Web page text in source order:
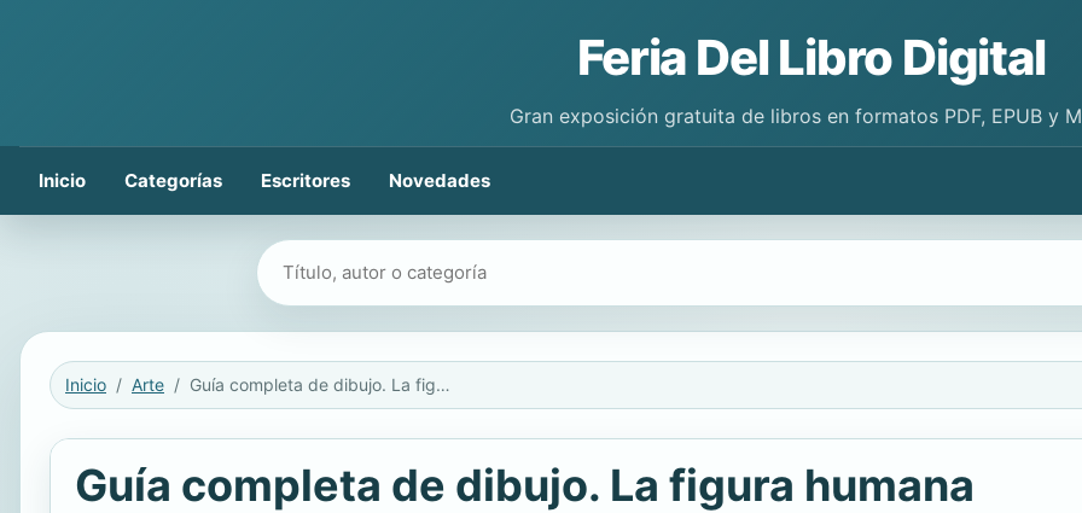
Feria Del Libro Digital
Gran exposición gratuita de libros en formatos PDF, EPUB y
Inicio Categorías Escritores Novedades
Buscar libros
Inicio Arte Guía completa de dibujo. La figura humana
Guía completa de dibujo. La figura humana